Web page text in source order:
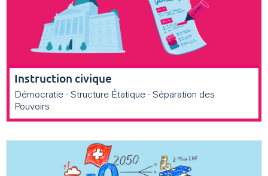
Instruction civique
Démocratie - Structure Étatique - Séparation des
Pouvoirs